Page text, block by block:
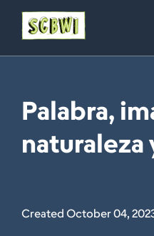
Palabra,
naturaleza
Created October 04,